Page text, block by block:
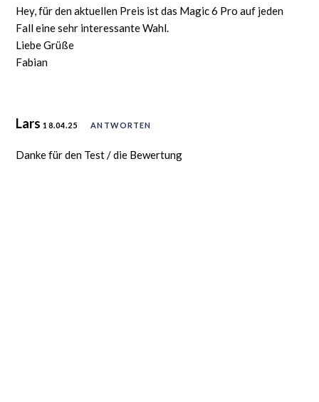
Hey, für den aktuellen Preis ist das Magic 6 Pro auf jeden
Fall eine sehr interessante Wahl.
Liebe Grüße
Fabian
Lars18.04.25 ANTWORTEN
Danke für den Test / die Bewertung